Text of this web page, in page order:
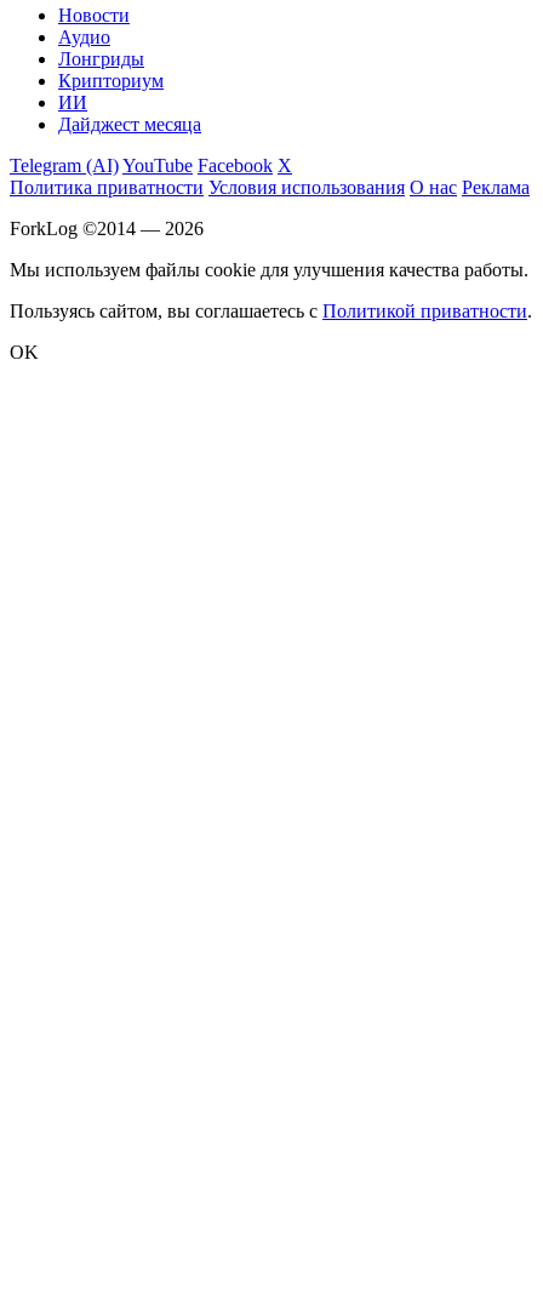
Новости
Аудио
Лонгриды
Крипториум
ИИ
Дайджест месяца
Telegram (AI)YouTube Facebook X
Политика приватности Условия использования О нас Реклама
ForkLog ©2014 — 2026
Мы используем файлы cookie для улучшения качества работы.
Пользуясь сайтом, вы соглашаетесь с Политикой приватности.
OK